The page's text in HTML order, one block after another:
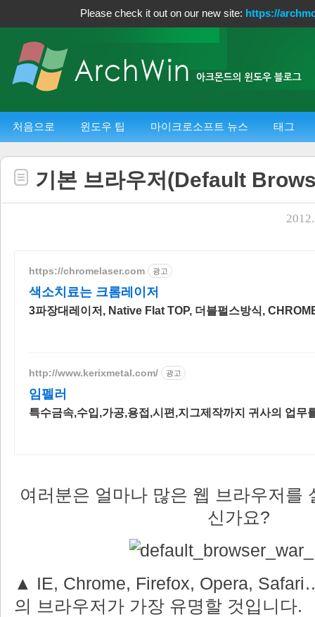
Please check it out on our new site: https://
처음으로 윈도우 팁 마이크로소프트 뉴스 태그
기본 브라우저(Default
https://chromelaser.com 광고
색소치료는 크롬레이저
3파장대레이저, Native Flat TOP, 더블펄스방식,
http://www.kerixmetal.com/ 광고
임펠러
특수금속,수입,가공,용접,시편,지그제작까지 귀사의 업무
여러분은 얼마나 많은 웹 브라우저를
신가요?
▲ IE, Chrome, Firefox, Opera,
의 브라우저가 가장 유명할 것입니다.